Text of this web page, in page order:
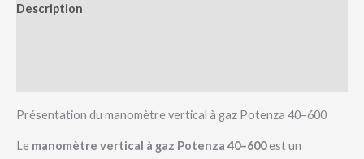
Description
Présentation du manomètre vertical à gaz Potenza 40–600
Le manomètre vertical à gaz Potenza 40–600est un